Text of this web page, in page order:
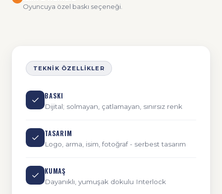
Oyuncuya özel baskı seçeneği.
TEKNIK ÖZELLIKLER
BASKI
Dijital; solmayan, çatlamayan, sınırsız renk
TASARIM
Logo, arma, isim, fotoğraf - serbest tasarım
KUMAŞ
Dayanıklı, yumuşak dokulu Interlock